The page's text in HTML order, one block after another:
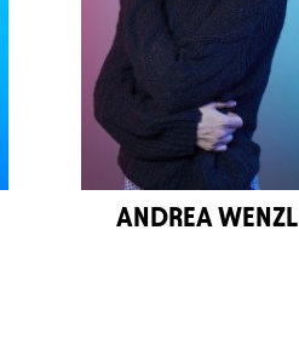
ANDREA WENZL